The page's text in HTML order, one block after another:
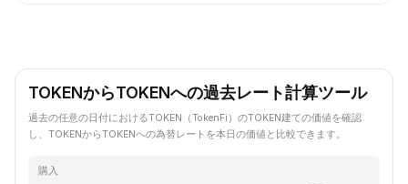
TOKENからTOKENへの過去レート計算ツール
過去の任意の日付におけるTOKEN（TokenFi）のTOKEN建ての価値を確認
し、TOKENからTOKENへの為替レートを本日の価値と比較できます。
購入